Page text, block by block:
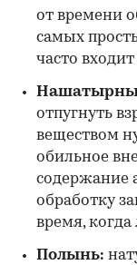
от времени
самых
часто
отпугнуть
веществом
обильное
содержание
обработку
время,
Полынь: